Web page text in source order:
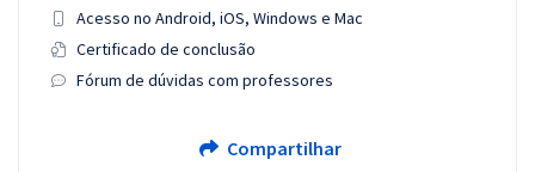
Acesso no Android, iOS, Windows e Mac
Certificado de conclusão
Fórum de dúvidas com professores
Compartilhar